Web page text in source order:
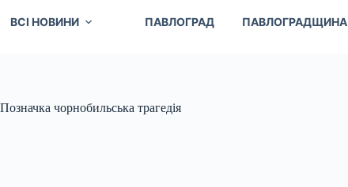
ВСІ НОВИНИ ПАВЛОГРАД ПАВЛОГРАДЩИНА
Позначка чорнобильська трагедія